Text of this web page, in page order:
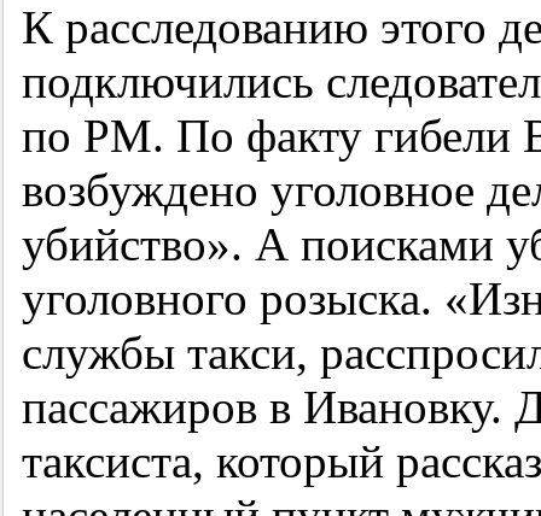
К расследованию этого
подключились
по РМ. По факту гибели
возбуждено уголовное
убийство». А поисками
уголовного розыска.
службы такси,
пассажиров в
таксиста, который